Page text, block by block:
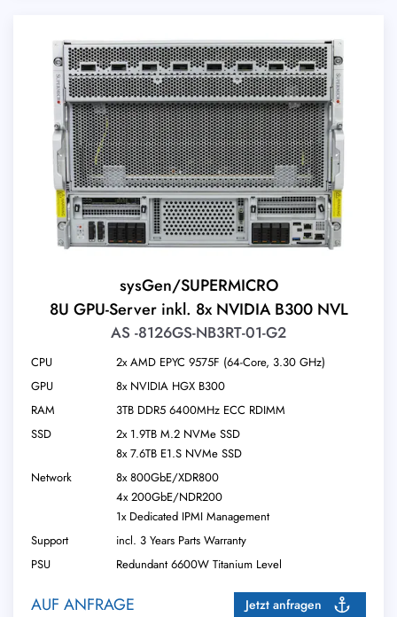
sysGen/SUPERMICRO
8U GPU-Server inkl. 8x NVIDIA B300 NVL
AS -8126GS-NB3RT-01-G2
CPU
2x AMD EPYC 9575F (64-Core, 3.30 GHz)
GPU
8x NVIDIA HGX B300
RAM
3TB DDR5 6400MHz ECC RDIMM
SSD
2x 1.9TB M.2 NVMe SSD
8x 7.6TB E1.S NVMe SSD
Network
8x 800GbE/XDR800
4x 200GbE/NDR200
1x Dedicated IPMI Management
Support
incl. 3 Years Parts Warranty
PSU
Redundant 6600W Titanium Level
AUF ANFRAGE Jetzt anfragen